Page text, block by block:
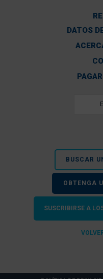
DATOS
BUSCAR
OBTENGA
SUSCRIBIRSE A